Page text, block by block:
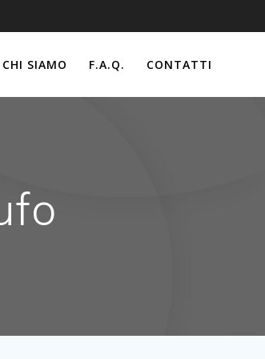
CHI SIAMO F.A.Q. CONTATTI